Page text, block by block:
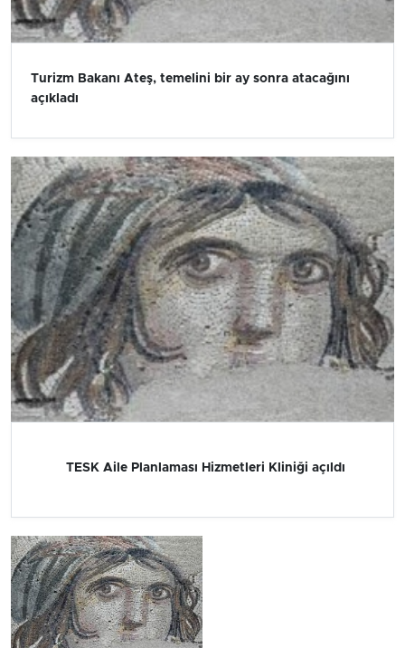
Turizm Bakanı Ateş, temelini bir ay sonra atacağını
açıkladı
TESK Aile Planlaması Hizmetleri Kliniği açıldı